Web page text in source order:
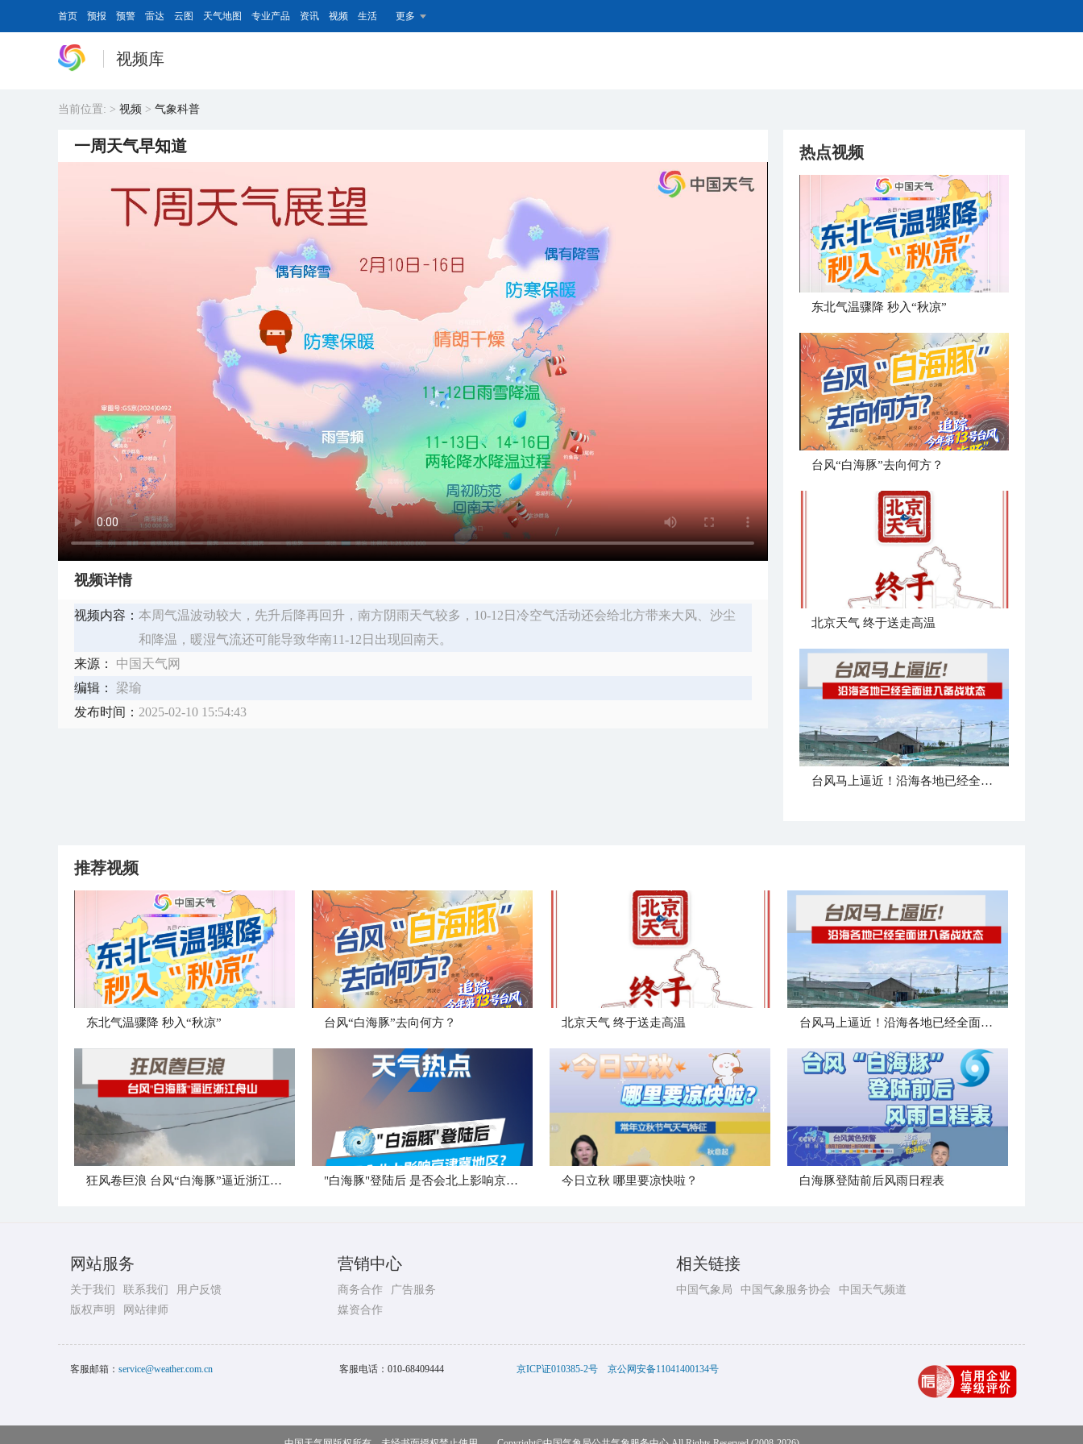
首页 预报 预警 雷达 云图 天气地图 专业产品 资讯 视频 生活 更多
视频库
当前位置: > 视频 > 气象科普
一周天气早知道
视频详情
视频内容： 本周气温波动较大，先升后降再回升，南方阴雨天气较多，10-12日冷空气活动还会给北方带来大风、沙尘
和降温，暖湿气流还可能导致华南11-12日出现回南天。
来源：
中国天气网
编辑：
梁瑜
发布时间： 2025-02-10 15:54:43
热点视频
东北气温骤降 秒入“秋凉”
台风“白海豚”去向何方？
北京天气 终于送走高温
台风马上逼近！沿海各地已经全面进入备战状态
推荐视频
东北气温骤降 秒入“秋凉” 台风“白海豚”去向何方？ 北京天气 终于送走高温 台风马上逼近！沿海各地已经全面进入备战状态
狂风卷巨浪 台风“白海豚”逼近浙江舟山 "白海豚"登陆后 是否会北上影响京津冀地区？ 今日立秋 哪里要凉快啦？ 白海豚登陆前后风雨日程表
网站服务
关于我们 联系我们
用户反馈
版权声明
网站律师
营销中心
商务合作
广告服务
媒资合作
相关链接
中国气象局 中国气象服务协会 中国天气频道
客服邮箱： service@weather.com.cn 客服电话： 010-68409444 京ICP证010385-2号 京公网安备11041400134号